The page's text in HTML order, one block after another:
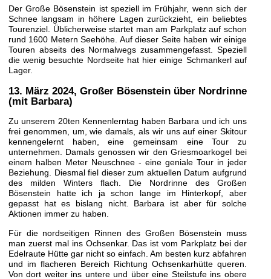
Der Große Bösenstein ist speziell im Frühjahr, wenn sich der
Schnee langsam in höhere Lagen zurückzieht, ein beliebtes
Tourenziel. Üblicherweise startet man am Parkplatz auf schon
rund 1600 Metern Seehöhe. Auf dieser Seite haben wir einige
Touren abseits des Normalwegs zusammengefasst. Speziell
die wenig besuchte Nordseite hat hier einige Schmankerl auf
Lager.
13. März 2024, Großer Bösenstein über Nordrinne
(mit Barbara)
Zu unserem 20ten Kennenlerntag haben Barbara und ich uns
frei genommen, um, wie damals, als wir uns auf einer Skitour
kennengelernt haben, eine gemeinsam eine Tour zu
unternehmen. Damals genossen wir den Griesmoarkogel bei
einem halben Meter Neuschnee - eine geniale Tour in jeder
Beziehung. Diesmal fiel dieser zum aktuellen Datum aufgrund
des milden Winters flach. Die Nordrinne des Großen
Bösenstein hatte ich ja schon lange im Hinterkopf, aber
gepasst hat es bislang nicht. Barbara ist aber für solche
Aktionen immer zu haben.
Für die nordseitigen Rinnen des Großen Bösenstein muss
man zuerst mal ins Ochsenkar. Das ist vom Parkplatz bei der
Edelraute Hütte gar nicht so einfach. Am besten kurz abfahren
und im flacheren Bereich Richtung Ochsenkarhütte queren.
Von dort weiter ins untere und über eine Steilstufe ins obere